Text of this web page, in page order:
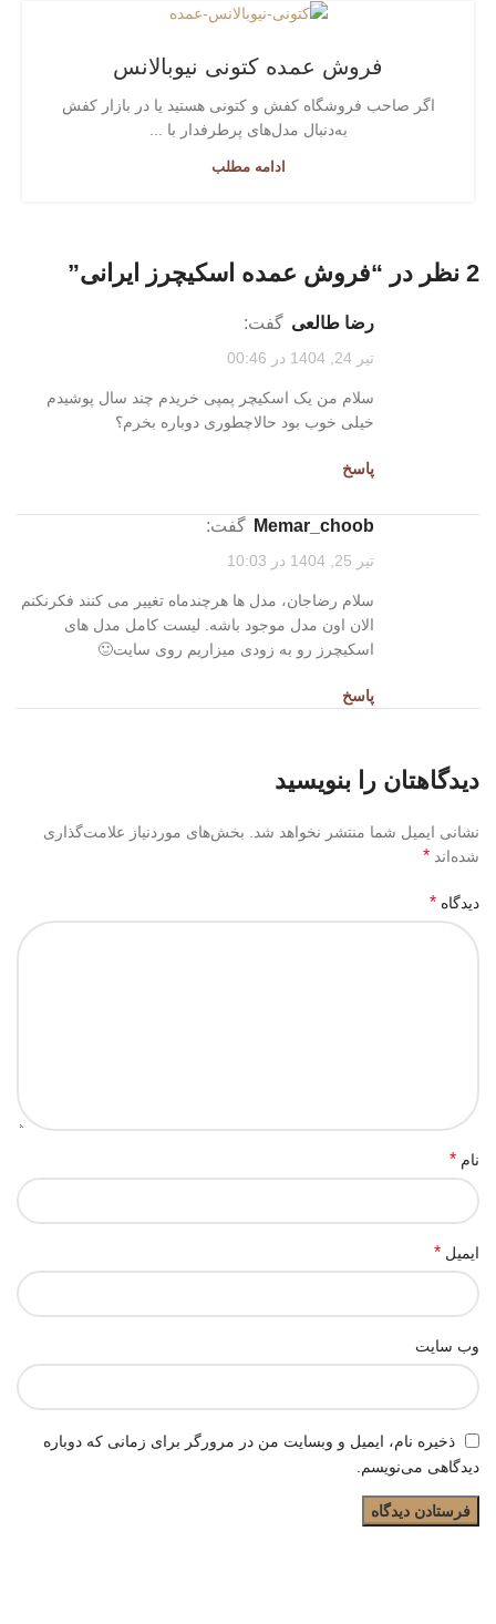
فروش عمده کتونی نیوبالانس
اگر صاحب فروشگاه کفش و کتونی هستید یا در بازار کفش
به‌دنبال مدل‌های پرطرفدار با ...
ادامه مطلب
2 نظر در “ فروش عمده اسکیچرز ایرانی”
رضا طالعی گفت:
تیر 24, 1404 در 00:46
سلام من یک اسکیچر پمپی خریدم چند سال پوشیدم
خیلی خوب بود حالاچطوری دوباره بخرم؟
پاسخ
memar_choob گفت:
تیر 25, 1404 در 10:03
سلام رضاجان، مدل ها هرچندماه تغییر می کنند فکرنکنم
الان اون مدل موجود باشه. لیست کامل مدل های
اسکیچرز رو به زودی میزاریم روی سایت🙂
پاسخ
دیدگاهتان را بنویسید
نشانی ایمیل شما منتشر نخواهد شد. بخش‌های موردنیاز علامت‌گذاری
شده‌اند *
دیدگاه *
نام *
ایمیل *
وب‌ سایت
ذخیره نام، ایمیل و وبسایت من در مرورگر برای زمانی که دوباره
دیدگاهی می‌نویسم.